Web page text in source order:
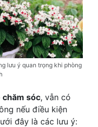
lưu ý quan trọng khi phòng
chăm sóc, vẫn có
nếu điều kiện
đây là các lưu ý: